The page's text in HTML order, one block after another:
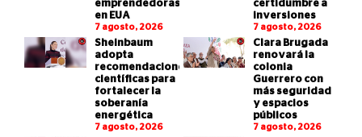
emprendedoras
en EUA
7 agosto, 2026
certidumbre a
inversiones
7 agosto, 2026
Sheinbaum
adopta
recomendaciones
científicas para
fortalecer la
soberanía
energética
7 agosto, 2026
Clara Brugada
renovará la
colonia
Guerrero con
más seguridad
y espacios
públicos
7 agosto, 2026